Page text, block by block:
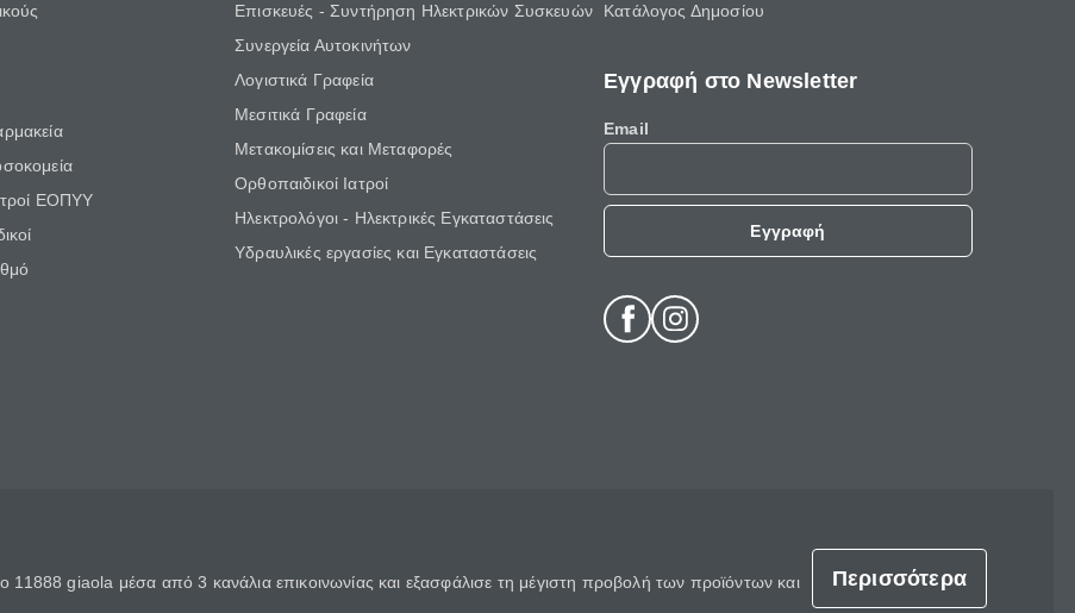
ΕΟΠΥΥ
Επισκευές - Συντήρηση Ηλεκτρικών Συσκευών
Συνεργεία Αυτοκινήτων
Λογιστικά Γραφεία
Μεσιτικά Γραφεία
Μετακομίσεις και Μεταφορές
Ορθοπαιδικοί Ιατροί
Ηλεκτρολόγοι - Ηλεκτρικές Εγκαταστάσεις
Υδραυλικές εργασίες και Εγκαταστάσεις
Κατάλογος Δημοσίου
Εγγραφή στο Newsletter
Email
Εγγραφή
giaola μέσα από 3 κανάλια επικοινωνίας και εξασφάλισε τη μέγιστη προβολή των προϊόντων και
Περισσότερα